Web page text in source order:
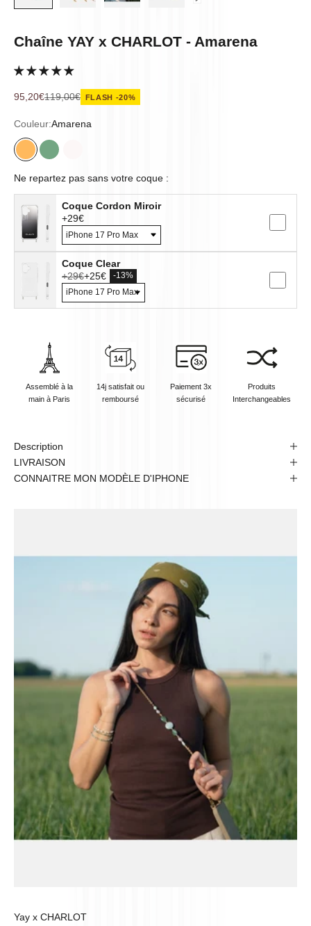
Chaîne YAY x CHARLOT - Amarena
Prix de vente
95,20€Prix normal
119,00€ FLASH -20%
Couleur:Amarena
AmarenaBlue Lagoon
Ne repartez pas sans votre coque :
Coque Cordon Miroir
+29€
Coque Clear
+29€+25€ -13%
Assemblé à la
main à Paris
14j satisfait ou
remboursé
Paiement 3x
sécurisé
Produits
Interchangeables
Description
LIVRAISON
CONNAITRE MON MODÈLE D'IPHONE
Yay x CHARLOT